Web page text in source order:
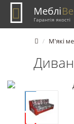
Меблі
Гарантія якості
М'які